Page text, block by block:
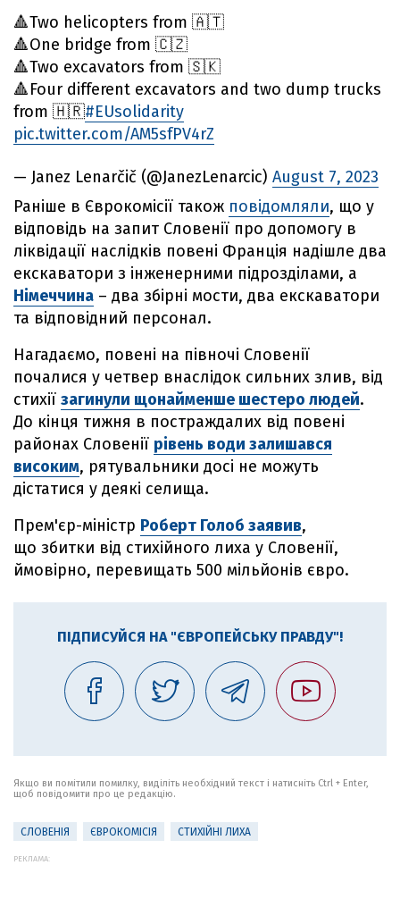
🔺️Two helicopters from 🇦🇹
🔺️One bridge from 🇨🇿
🔺️Two excavators from 🇸🇰
🔺️Four different excavators and two dump trucks
from 🇭🇷#EUsolidarity
pic.twitter.com/AM5sfPV4rZ
— Janez Lenarčič (@JanezLenarcic) August 7, 2023
Раніше в Єврокомісії також повідомляли, що у
відповідь на запит Словенії про допомогу в
ліквідації наслідків повені Франція надішле два
екскаватори з інженерними підрозділами, а
Німеччина – два збірні мости, два екскаватори
та відповідний персонал.
Нагадаємо, повені на півночі Словенії
почалися у четвер внаслідок сильних злив, від
стихії загинули щонайменше шестеро людей.
До кінця тижня в постраждалих від повені
районах Словенії рівень води залишався
високим, рятувальники досі не можуть
дістатися у деякі селища.
Прем'єр-міністр Роберт Голоб заявив,
що збитки від стихійного лиха у Словенії,
ймовірно, перевищать 500 мільйонів євро.
ПІДПИСУЙСЯ НА "ЄВРОПЕЙСЬКУ ПРАВДУ"!
Якщо ви помітили помилку, виділіть необхідний текст і натисніть Ctrl + Enter,
щоб повідомити про це редакцію.
СЛОВЕНІЯ ЄВРОКОМІСІЯ СТИХІЙНІ ЛИХА
РЕКЛАМА: